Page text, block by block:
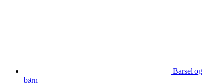
Barsel og
børn